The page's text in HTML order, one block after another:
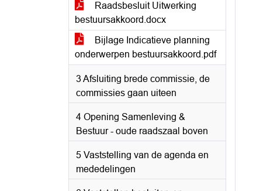
Raadsbesluit Uitwerking
bestuursakkoord.docx
Bijlage Indicatieve planning
onderwerpen bestuursakkoord.pdf
3 Afsluiting brede commissie, de
commissies gaan uiteen
4 Opening Samenleving &
Bestuur - oude raadszaal boven
5 Vaststelling van de agenda en
mededelingen